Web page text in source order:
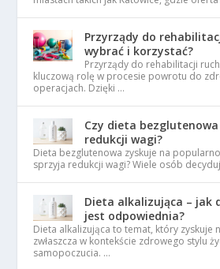
Przyrządy do
wybrać i korzystać?
Przyrządy do rehabilitacji
kluczową rolę w procesie powrotu do
operacjach. Dzięki …
Czy dieta
redukcji wagi?
Dieta bezglutenowa zyskuje na
sprzyja redukcji wagi? Wiele osób
Dieta alkalizująca – jak
jest odpowiednia?
Dieta alkalizująca to temat, który zyskuje
zwłaszcza w kontekście zdrowego stylu
samopoczucia. …